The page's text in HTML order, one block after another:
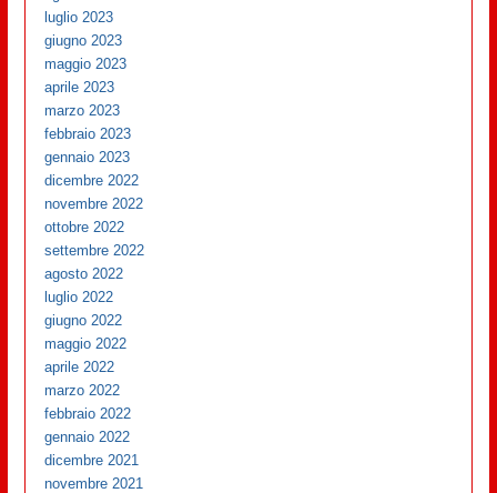
luglio 2023
giugno 2023
maggio 2023
aprile 2023
marzo 2023
febbraio 2023
gennaio 2023
dicembre 2022
novembre 2022
ottobre 2022
settembre 2022
agosto 2022
luglio 2022
giugno 2022
maggio 2022
aprile 2022
marzo 2022
febbraio 2022
gennaio 2022
dicembre 2021
novembre 2021